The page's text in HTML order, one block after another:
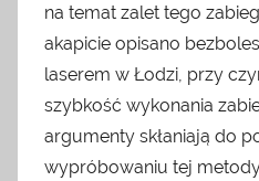
na temat zalet tego
akapicie opisano
laserem w Łodzi, przy
szybkość wykonania
argumenty skłaniają do
wypróbowaniu tej